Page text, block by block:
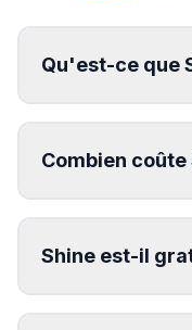
Qu'est-ce que
Combien coûte
Shine est-il